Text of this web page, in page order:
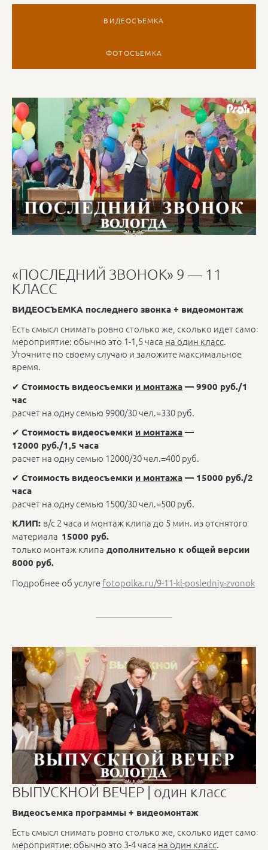
ВИДЕОСЪЕМКА
ФОТОСЪЕМКА
«ПОСЛЕДНИЙ ЗВОНОК» 9 — 11
КЛАСС
ВИДЕОСЪЕМКА последнего звонка + видеомонтаж
Есть смысл снимать ровно столько же, сколько идет само
мероприятие: обычно это 1-1,5 часа на один класс.
Уточните по своему случаю и заложите максимальное
время.
✔ Стоимость видеосъемки и монтажа — 9900 руб./1
час
расчет на одну семью 9900/30 чел.=330 руб.
✔ Стоимость видеосъемки и монтажа —
12000 руб./1,5 часа
расчет на одну семью 12000/30 чел.=400 руб.
✔ Стоимость видеосъемки и монтажа — 15000 руб./2
часа
расчет на одну семью 1500/30 чел.=500 руб.
КЛИП: в/с 2 часа и монтаж клипа до 5 мин. из отснятого
материала 15000 руб.
только монтаж клипа дополнительно к общей версии
8000 руб.
Подробнее об услугеfotopolka.ru/9-11-kl-posledniy-zvonok
ВЫПУСКНОЙ ВЕЧЕР | один класс
Видеосъемка программы + видеомонтаж
Есть смысл снимать ровно столько же, сколько идет само
мероприятие: обычно это 3-4 часа на один класс.